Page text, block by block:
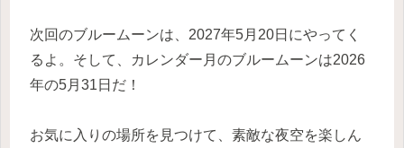
次回のブルームーンは、2027年5月20日にやってく
るよ。そして、カレンダー月のブルームーンは2026
年の5月31日だ！
お気に入りの場所を見つけて、素敵な夜空を楽しん